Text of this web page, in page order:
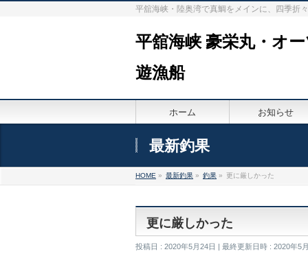
平舘海峡・陸奥湾で真鯛をメインに、四季折
平舘海峡 豪栄丸・オ
遊漁船
ホーム お知らせ
最新釣果
HOME » 最新釣果 » 釣果 » 更に厳しかった
更に厳しかった
投稿日 : 2020年5月24日 最終更新日時 : 2020年5